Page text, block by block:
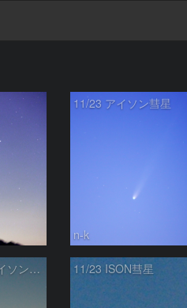
11/23 アイソン彗星
n-k
薄明の焼ける空のアイソン彗星2013.11.23 11/23 ISON彗星